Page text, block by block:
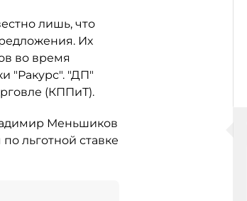
лишь, что
Их
во время
"Ракурс". "ДП"
(КППиТ).
Меньшиков
льготной ставке